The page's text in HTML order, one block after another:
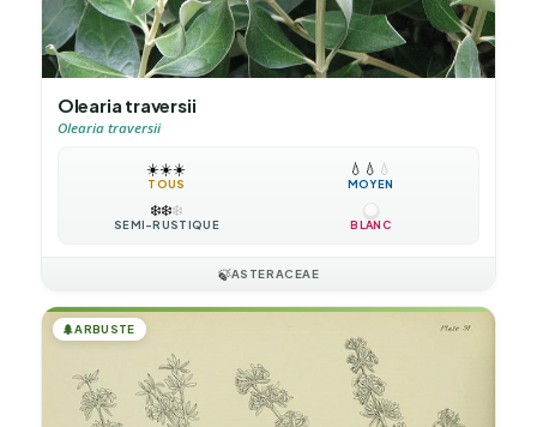
Olearia traversii
Olearia traversii
☀️☀️☀️
TOUS
💧 💧 💧
MOYEN
❄️❄️❄️
SEMI-RUSTIQUE BLANC
🍃ASTERACEAE
🌲ARBUSTE